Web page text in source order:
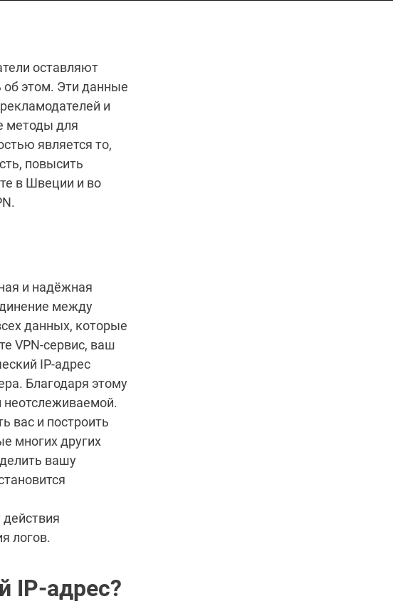
оставляют
этом. Эти данные
и
методы для
является то,
повысить
в Швеции и во
и надёжная
между
данных, которые
VPN-сервис, ваш
IP-адрес
Благодаря этому
неотслеживаемой.
вас и построить
многих других
вашу
логов.
IP-адрес?